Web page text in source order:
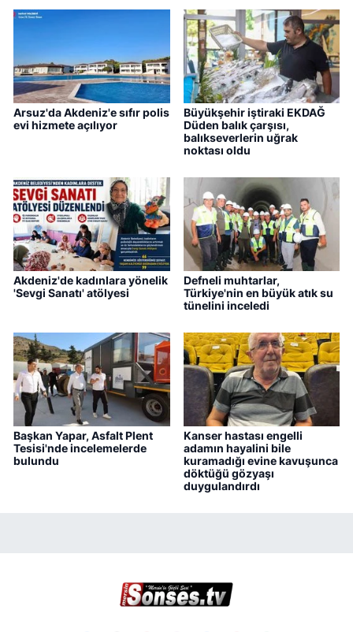
Arsuz'da Akdeniz'e sıfır polis
evi hizmete açılıyor
Büyükşehir iştiraki EKDAĞ
Düden balık çarşısı,
balıkseverlerin uğrak
noktası oldu
Akdeniz'de kadınlara yönelik
'Sevgi Sanatı' atölyesi
Defneli muhtarlar,
Türkiye'nin en büyük atık su
tünelini inceledi
Başkan Yapar, Asfalt Plent
Tesisi'nde incelemelerde
bulundu
Kanser hastası engelli
adamın hayalini bile
kuramadığı evine kavuşunca
döktüğü gözyaşı
duygulandırdı